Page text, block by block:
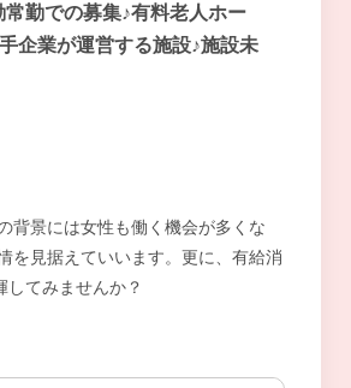
常勤での募集♪有料老人ホー
企業が運営する施設♪施設未
背景には女性も働く機会が多くな
を見据えていいます。更に、有給消
てみませんか？